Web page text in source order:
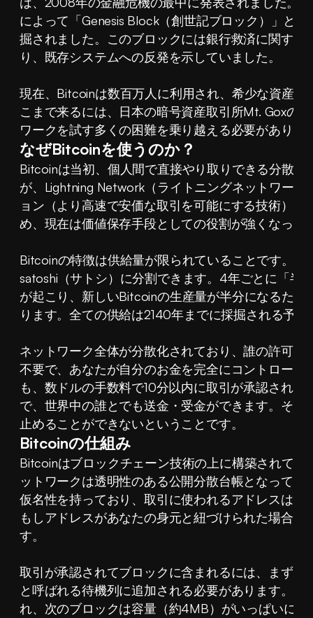
によって「Genesis Block（創世記ブロック）」と
掘されました。このブロックには銀行救済に関する
り、既存システムへの反発を示していました。
現在、Bitcoinは数百万人に利用され、希少な資産と
こまで来るには、日本の暗号資産取引所Mt. Goxの
ワークを試す多くの困難を乗り越える必要がありま
なぜBitcoinを使うのか？
Bitcoinは当初、個人間で直接やり取りできる分散型
が、Lightning Network（ライトニングネットワーク
ョン（より高速で安価な取引を可能にする技術）な
め、現在は価値保存手段としての役割が強くなって
Bitcoinの特徴は供給量が限られていることです。総
satoshi（サトシ）に分割できます。4年ごとに「半
が起こり、新しいBitcoinの生産量が半分になるため
ります。全ての供給は2140年までに採掘される予定
ネットワーク全体が分散化されており、誰の許可も
不要で、あなたが自分のお金を完全にコントロール
も、数ドルの手数料で10分以内に取引が承認され
で、世界中の誰とでも送金・受金ができます。そし
止めることができないということです。
Bitcoinの仕組み
Bitcoinはブロックチェーン技術の上に構築されて
ットワークは透明性のある公開分散台帳となってい
仮名性を持っており、取引に使われるアドレスは個
もしアドレスがあなたの身元と紐づけられた場合、
す。
取引が承認されてブロックに含まれるには、まず
と呼ばれる待機列に追加される必要があります。手
れ、次のブロックは容量（約4MB）がいっぱいに